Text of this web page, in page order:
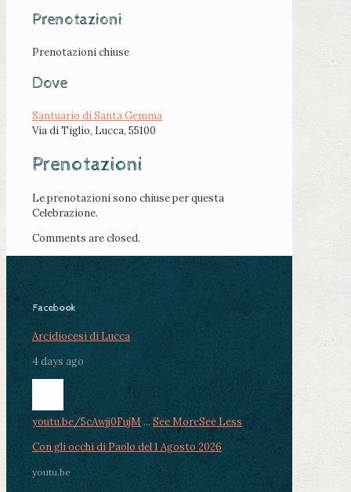
Prenotazioni
Prenotazioni chiuse
Dove
Santuario di Santa Gemma
Via di Tiglio, Lucca, 55100
Prenotazioni
Le prenotazioni sono chiuse per questa
Celebrazione.
Comments are closed.
Facebook
Arcidiocesi di Lucca
4 days ago
youtu.be/5cAwjj0FujM ... See MoreSee Less
Con gli occhi di Paolo del 1 Agosto 2026
youtu.be